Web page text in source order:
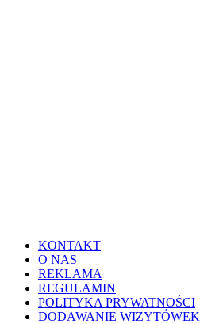
KONTAKT
O NAS
REKLAMA
REGULAMIN
POLITYKA PRYWATNOŚCI
DODAWANIE WIZYTÓWEK